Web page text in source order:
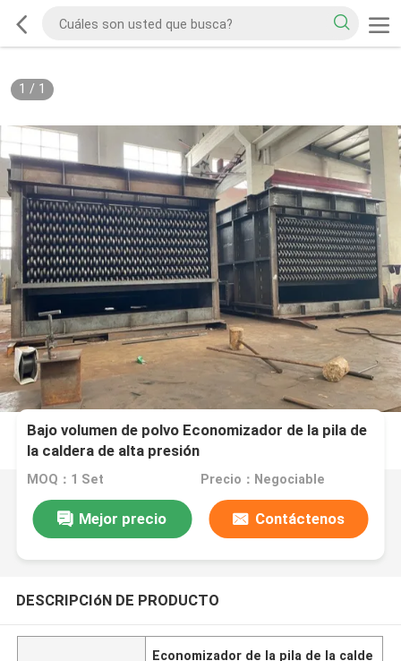
1 / 1
Bajo volumen de polvo Economizador de la pila de
la caldera de alta presión
MOQ：1 Set Precio：Negociable
Mejor precio Contáctenos
DESCRIPCIóN DE PRODUCTO
Economizador de la pila de la calde